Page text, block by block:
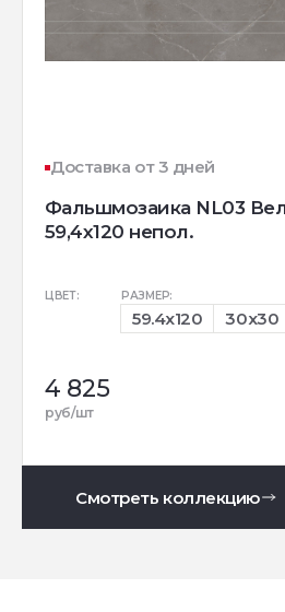
Доставка от 3 дней
Фальшмозаика NL03
59,4х120 непол.
ЦВЕТ: РАЗМЕР:
59.4x120 30x30
4 825
руб/шт
Смотреть коллекцию